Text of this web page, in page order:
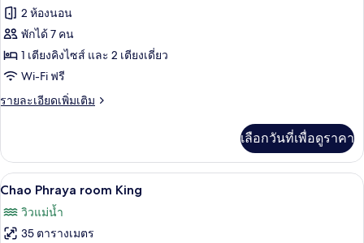
ห้อง
นอน
ของ
ห้อง
พรีเมียร์
สวีท,
2
นอน
(King
&
Twin)
2 ห้องนอน
พักได้ 7 คน
1 เตียงคิงไซส์ และ 2 เตียงเดี่ยว
Wi-Fi ฟรี
รายละเอียดเพิ่มเติม
ราย
เกี่ยว
กับ
ห้อง
สวี
ท,
เลือกวันที่เพื่อดูราคา
เปิด
ภาพถ่าย
ทั้งหมด
Chao Phraya room King | เครื่องน
5
Chao Phraya room King
วิวแม่น้ำ
35 ตารางเมตร